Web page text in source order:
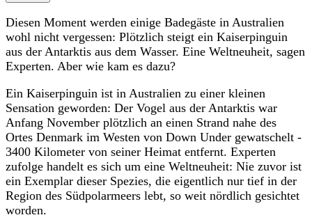
Diesen Moment werden einige Badegäste in Australien
wohl nicht vergessen: Plötzlich steigt ein Kaiserpinguin
aus der Antarktis aus dem Wasser. Eine Weltneuheit, sagen
Experten. Aber wie kam es dazu?
Ein Kaiserpinguin ist in Australien zu einer kleinen
Sensation geworden: Der Vogel aus der Antarktis war
Anfang November plötzlich an einen Strand nahe des
Ortes Denmark im Westen von Down Under gewatschelt -
3400 Kilometer von seiner Heimat entfernt. Experten
zufolge handelt es sich um eine Weltneuheit: Nie zuvor ist
ein Exemplar dieser Spezies, die eigentlich nur tief in der
Region des Südpolarmeers lebt, so weit nördlich gesichtet
worden.